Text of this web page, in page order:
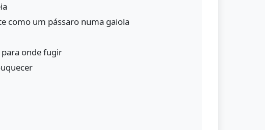
como um pássaro numa gaiola
onde fugir